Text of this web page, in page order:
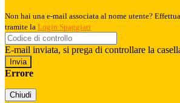
Non hai una e-mail associata al nome utente?
tramite la Login Spaggiari
E-mail inviata, si prega di controllare la
Errore
Chiudi